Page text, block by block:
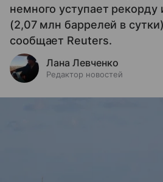
немного уступает
(2,07 млн баррелей в
сообщает Reuters.
Лана Левченко
Редактор новостей